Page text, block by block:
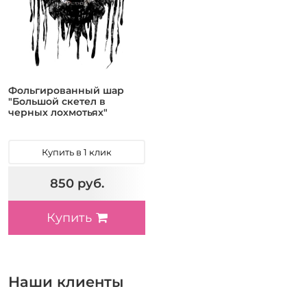
Фольгированный шар
"Большой скетел в
черных лохмотьях"
Купить в 1 клик
850 руб.
Купить
Наши клиенты